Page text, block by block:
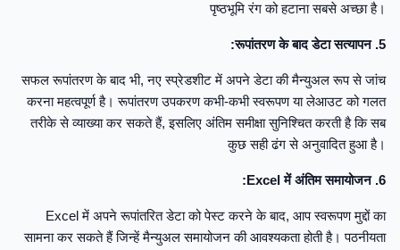
पृष्ठभूमि रंग को हटाना सबसे अच्छा है।
5. रूपांतरण के बाद डेटा सत्यापन:
सफल रूपांतरण के बाद भी, नए स्प्रेडशीट में अपने डेटा की मैन्युअल रूप से जांच
करना महत्वपूर्ण है। रूपांतरण उपकरण कभी-कभी स्वरूपण या लेआउट को गलत
तरीके से व्याख्या कर सकते हैं, इसलिए अंतिम समीक्षा सुनिश्चित करती है कि सब
कुछ सही ढंग से अनुवादित हुआ है।
6. Excel में अंतिम समायोजन:
Excel में अपने रूपांतरित डेटा को पेस्ट करने के बाद, आप स्वरूपण मुद्दों का
सामना कर सकते हैं जिन्हें मैन्युअल समायोजन की आवश्यकता होती है। पठनीयता